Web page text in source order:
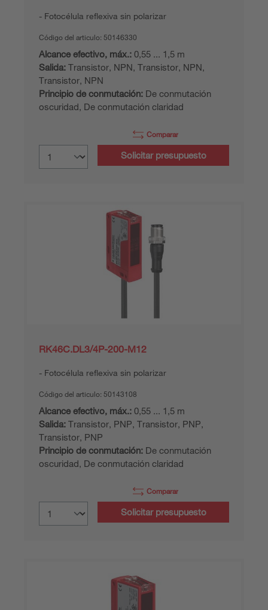
Fotocélula reflexiva sin polarizar
Código del articulo: 50146330
Alcance efectivo, máx.: 0,55 ... 1,5 m
Salida: Transistor, NPN, Transistor, NPN,
Transistor, NPN
Principio de conmutación: De conmutación
oscuridad, De conmutación claridad
Comparar
Solicitar presupuesto
RK46C.DL3/4P-200-M12
Fotocélula reflexiva sin polarizar
Código del articulo: 50143108
Alcance efectivo, máx.: 0,55 ... 1,5 m
Salida: Transistor, PNP, Transistor, PNP,
Transistor, PNP
Principio de conmutación: De conmutación
oscuridad, De conmutación claridad
Comparar
Solicitar presupuesto